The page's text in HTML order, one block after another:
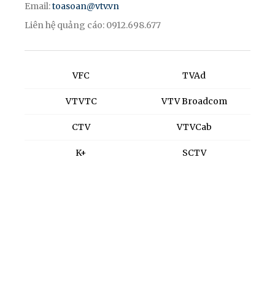
Email:toasoan@vtv.vn
Liên hệ quảng cáo: 0912.698.677
VFC
VTVTC
CTV
K+
TVAd
VTV Broadcom
VTVCab
SCTV